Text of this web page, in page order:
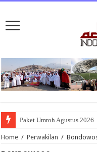
Paket Umroh Agustus 2026
Home / Perwakilan /